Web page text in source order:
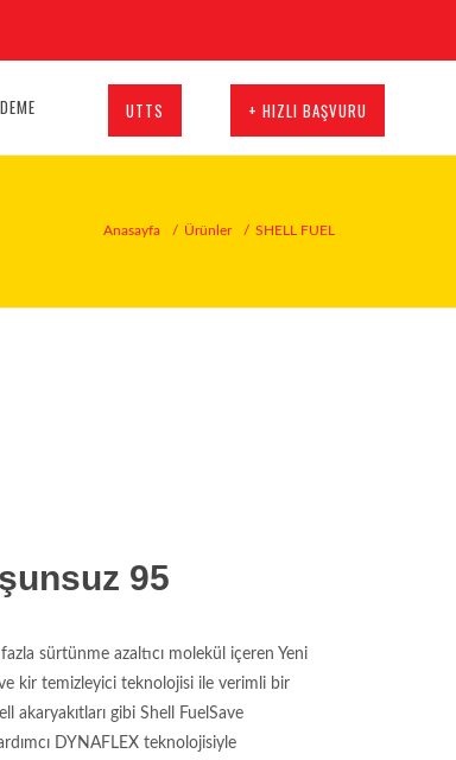
UTTS + HIZLI BAŞVURU
Anasayfa Ürünler SHELL FUEL
95
sürtünme azaltıcı molekül içeren Yeni
kir temizleyici teknolojisi ile verimli bir
akaryakıtları gibi Shell FuelSave
DYNAFLEX teknolojisiyle